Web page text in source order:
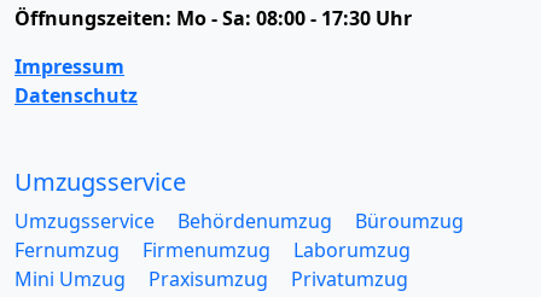
Öffnungszeiten: Mo - Sa: 08:00 - 17:30 Uhr
Impressum
Datenschutz
Umzugsservice
Umzugsservice Behördenumzug
Büroumzug
Fernumzug
Firmenumzug
Laborumzug
Mini Umzug
Praxisumzug
Privatumzug